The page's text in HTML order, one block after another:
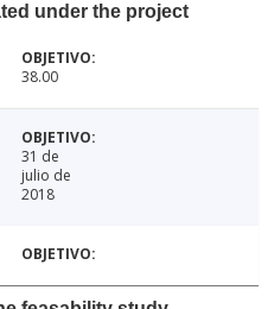
under the project
38.00
31 de
julio de
2018